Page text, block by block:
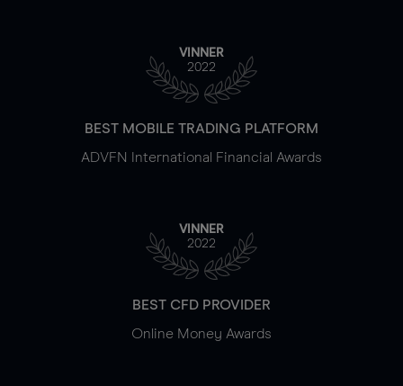
VINNER
2022
BEST MOBILE TRADING PLATFORM
ADVFN International Financial Awards
VINNER
2022
BEST CFD PROVIDER
Online Money Awards